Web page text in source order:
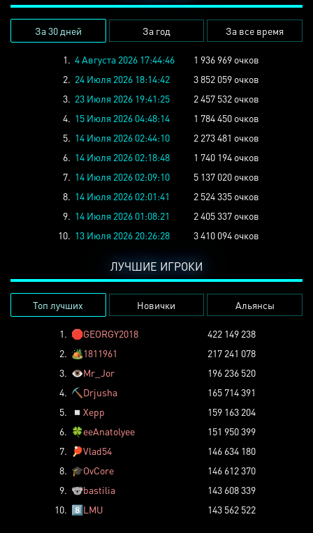
За 30 дней За год За все время
1. 4 Августа 2026 17:44:46
1 936 969 очков
2. 24 Июля 2026 18:14:42
3 852 059 очков
3. 23 Июля 2026 19:41:25
2 457 532 очков
4. 15 Июля 2026 04:48:14
1 784 450 очков
5. 14 Июля 2026 02:44:10
2 273 481 очков
6. 14 Июля 2026 02:18:48
1 740 194 очков
7. 14 Июля 2026 02:09:10
5 137 020 очков
8. 14 Июля 2026 02:01:41
2 524 335 очков
9. 14 Июля 2026 01:08:21
2 405 337 очков
10. 13 Июля 2026 20:26:28 3 410 094 очков
ЛУЧШИЕ ИГРОКИ
Топ лучших Новички Альянсы
1. 🛑GEORGY2018
422 149 238
2. 🏕️1811961
217 241 078
3. 👁️Mr_Jor
196 236 520
4. ⛏️ Drjusha
165 714 391
5.
◽ Xepp
159 163 204
6. 🍀eeAnatolyee
151 950 399
7.
🏓Vlad54
146 634 180
8. 🎓OvCore
146 612 370
9. 🐨bastilia
143 608 339
10. 8️⃣LMU 143 562 522